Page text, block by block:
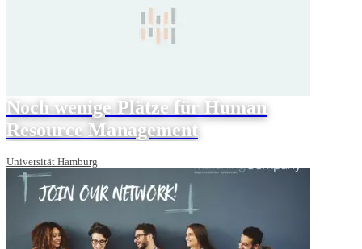
Noch wenige Plätze für Human
Resource Management
Universität Hamburg